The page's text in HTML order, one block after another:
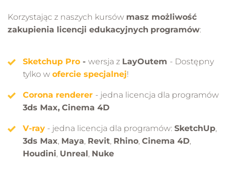
Korzystając z naszych kursów masz możliwość
zakupienia licencji edukacyjnych programów:
Sketchup Pro - wersja z LayOutem - Dostępny
tylko w ofercie specjalnej!
Corona renderer - jedna licencja dla programów
3ds Max, Cinema 4D
V-ray - jedna licencja dla programów: SketchUp,
3ds Max, Maya, Revit, Rhino, Cinema 4D,
Houdini, Unreal, Nuke